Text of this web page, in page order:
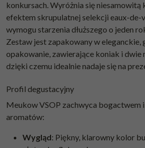
konkursach. Wyróżnia się niesamowitą
efektem skrupulatnej selekcji eaux-de-
wymogu starzenia dłuższego o jeden
Zestaw jest zapakowany w eleganckie,
opakowanie, zawierające koniak i dwie
dzięki czemu idealnie nadaje się na
Profil degustacyjny
Meukow VSOP zachwyca bogactwem
aromatów:
Wygląd: Piękny, klarowny kolor